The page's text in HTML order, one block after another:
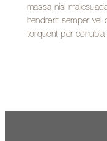
massa nisl
hendrerit semper
torquent per